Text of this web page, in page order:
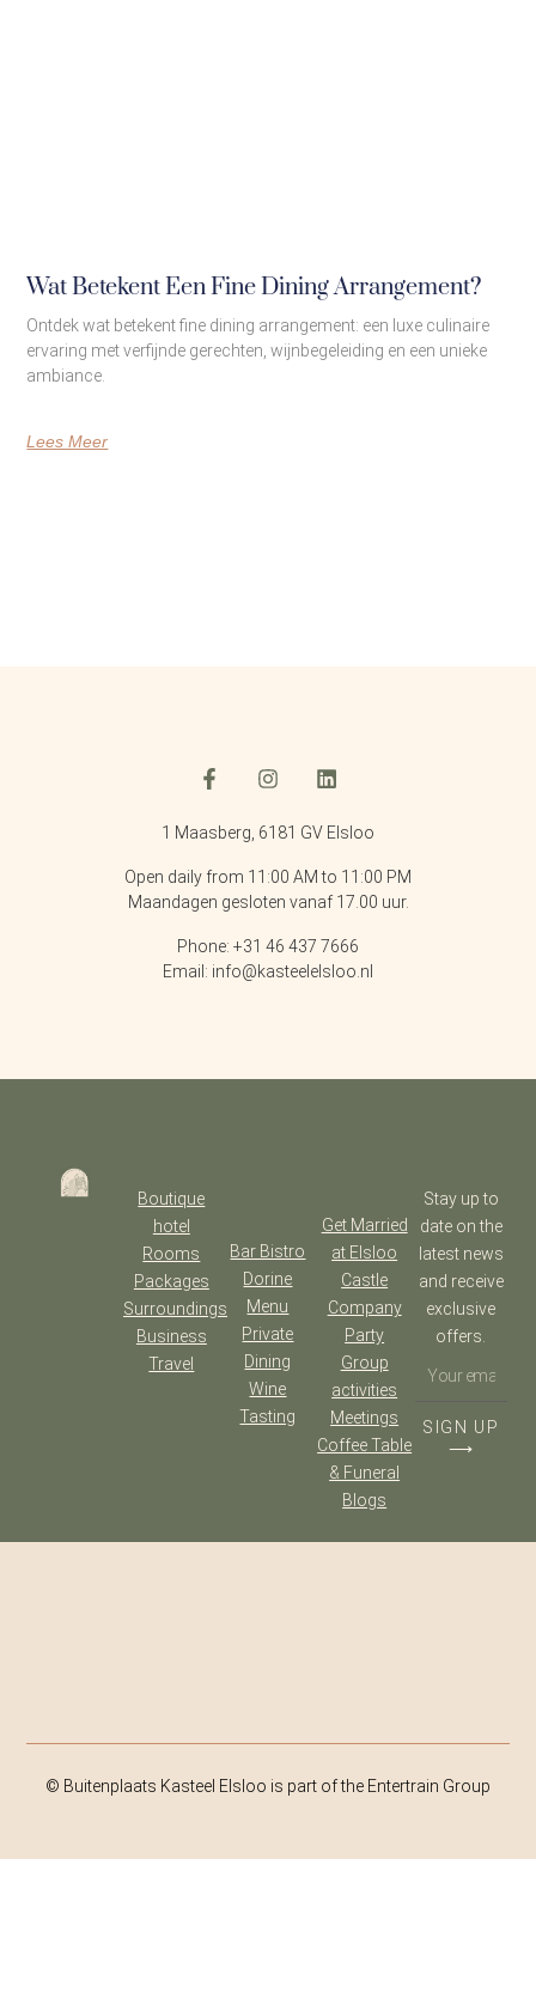
Wat Betekent Een Fine Dining Arrangement?
Ontdek wat betekent fine dining arrangement: een luxe culinaire
ervaring met verfijnde gerechten, wijnbegeleiding en een unieke
ambiance.
Lees Meer
1 Maasberg, 6181 GV Elsloo
Open daily from 11:00 AM to 11:00 PM
Maandagen gesloten vanaf 17.00 uur.
Phone: +31 46 437 7666
Email: info@kasteelelsloo.nl
Boutique
hotel
Rooms
Packages
Surroundings
Business
Travel
Bar Bistro
Dorine
Menu
Private
Dining
Wine
Tasting
Get Married
at Elsloo
Castle
Company
Party
Group
activities
Meetings
Coffee Table
& Funeral
Blogs
Stay up to
date on the
latest news
and receive
exclusive
offers.
SIGN UP
⟶
© Buitenplaats Kasteel Elsloo is part of the Entertrain Group